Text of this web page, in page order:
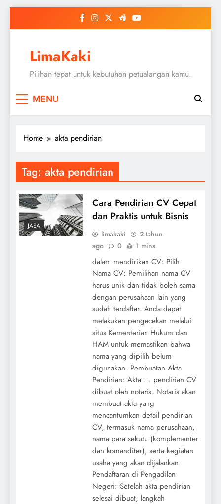
LimaKaki
Pilihan tepat untuk kebutuhan petualangan kamu.
MENU
Home akta pendirian
Tag: akta pendirian
JASA
Cara Pendirian CV Cepat
dan Praktis untuk Bisnis
limakaki
2 tahun
ago
0 1 mins
dalam mendirikan CV: Pilih
Nama CV: Pemilihan nama CV
harus unik dan tidak boleh sama
dengan perusahaan lain yang
sudah terdaftar. Anda dapat
melakukan pengecekan melalui
situs Kementerian Hukum dan
HAM untuk memastikan bahwa
nama yang dipilih belum
digunakan. Pembuatan Akta
Pendirian: Akta ... pendirian CV
dibuat oleh notaris. Notaris akan
membuat akta yang
mencantumkan detail pendirian
CV, termasuk nama perusahaan,
nama para sekutu (komplementer
dan komanditer), serta kegiatan
usaha yang akan dijalankan.
Pendaftaran di Pengadilan
Negeri: Setelah akta pendirian
selesai dibuat, langkah